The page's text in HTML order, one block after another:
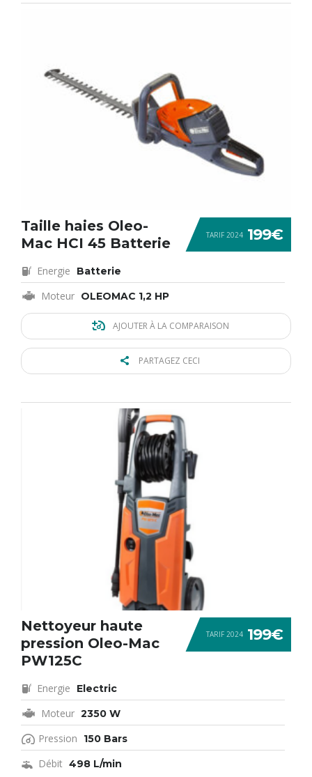
TARIF 2024 199€
Taille haies Oleo-
Mac HCI 45 Batterie
Energie Batterie
Moteur OLEOMAC 1,2 HP
AJOUTER À LA COMPARAISON
PARTAGEZ CECI
TARIF 2024 199€
Nettoyeur haute
pression Oleo-Mac
PW125C
Energie Electric
Moteur 2350 W
Pression 150 Bars
Débit 498 L/min